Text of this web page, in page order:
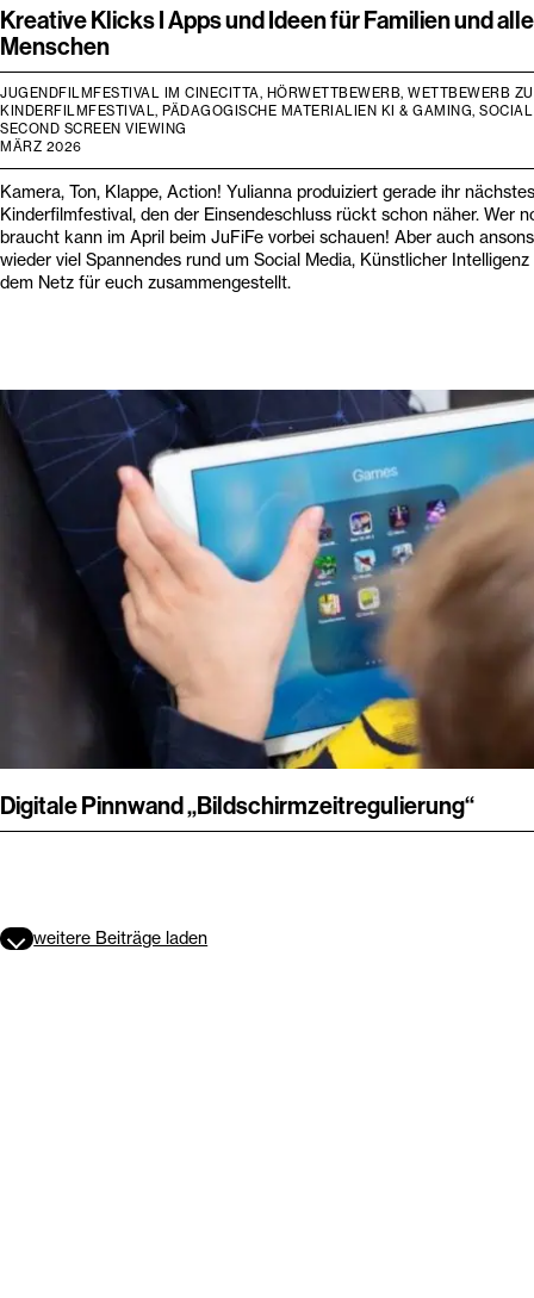
Kreative Klicks I Apps und Ideen für Familien und
Menschen
JUGENDFILMFESTIVAL IM CINECITTA, HÖRWETTBEWERB, WETTBEWERB
KINDERFILMFESTIVAL, PÄDAGOGISCHE MATERIALIEN KI & GAMING,
SECOND SCREEN VIEWING
MÄRZ 2026
Kamera, Ton, Klappe, Action! Yulianna produiziert gerade ihr
Kinderfilmfestival, den der Einsendeschluss rückt schon näher. Wer
braucht kann im April beim JuFiFe vorbei schauen! Aber auch
wieder viel Spannendes rund um Social Media, Künstlicher
dem Netz für euch zusammengestellt.
Digitale Pinnwand „Bildschirmzeitregulierung“
weitere Beiträge laden